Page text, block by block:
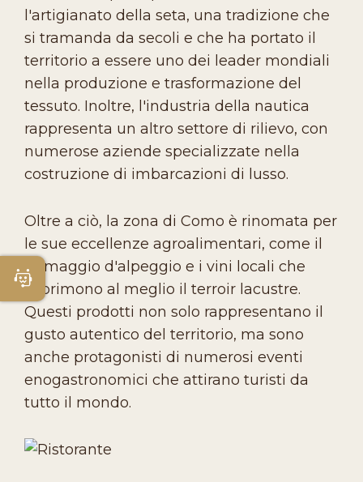
l'artigianato della seta, una tradizione che
si tramanda da secoli e che ha portato il
territorio a essere uno dei leader mondiali
nella produzione e trasformazione del
tessuto. Inoltre, l'industria della nautica
rappresenta un altro settore di rilievo, con
numerose aziende specializzate nella
costruzione di imbarcazioni di lusso.
Oltre a ciò, la zona di Como è rinomata per
le sue eccellenze agroalimentari, come il
formaggio d'alpeggio e i vini locali che
esprimono al meglio il terroir lacustre.
Questi prodotti non solo rappresentano il
gusto autentico del territorio, ma sono
anche protagonisti di numerosi eventi
enogastronomici che attirano turisti da
tutto il mondo.
Apri Chatbot